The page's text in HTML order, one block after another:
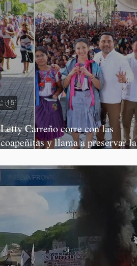
Letty Carreño corre con las
coapeñitas y llama a preservar la